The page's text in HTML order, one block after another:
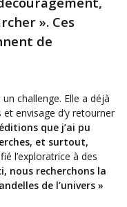
». Ces
de
challenge. Elle a déjà
envisage d’y retourner
que j’ai pu
et surtout,
l’exploratrice à des
nous recherchons la
de l’univers »